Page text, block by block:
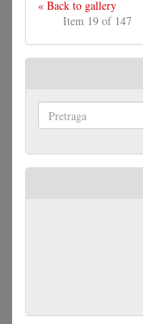
« Back to gallery
Item 19 of 147